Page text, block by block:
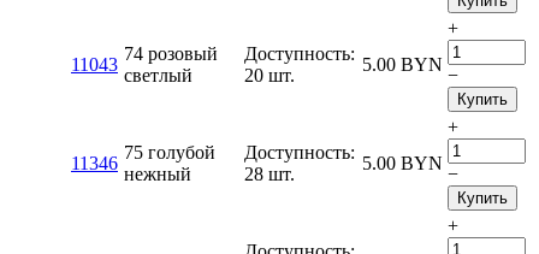
11043
74 розовый
светлый
Доступность:
20 шт.
5.00 BYN
+
−
Купить
11346
75 голубой
нежный
Доступность:
28 шт.
5.00 BYN
+
−
Купить
+